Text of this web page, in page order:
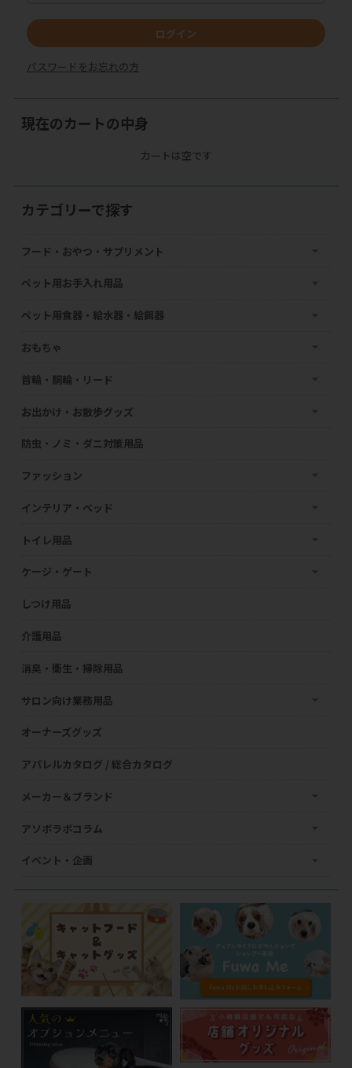
ログイン
パスワードをお忘れの方
現在のカートの中身
カートは空です
カテゴリーで探す
フード・おやつ・サプリメント
ペット用お手入れ用品
ペット用食器・給水器・給餌器
おもちゃ
首輪・胴輪・リード
お出かけ・お散歩グッズ
防虫・ノミ・ダニ対策用品
ファッション
インテリア・ベッド
トイレ用品
ケージ・ゲート
しつけ用品
介護用品
消臭・衛生・掃除用品
サロン向け業務用品
オーナーズグッズ
アパレルカタログ / 総合カタログ
メーカー＆ブランド
アソボラボコラム
イベント・企画